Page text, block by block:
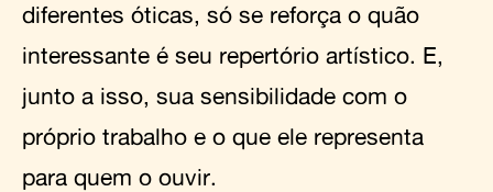
diferentes óticas, só se reforça o quão
interessante é seu repertório artístico. E,
junto a isso, sua sensibilidade com o
próprio trabalho e o que ele representa
para quem o ouvir.